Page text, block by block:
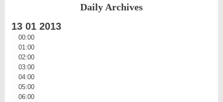
Daily Archives
13 01 2013
00:00
01:00
02:00
03:00
04:00
05:00
06:00